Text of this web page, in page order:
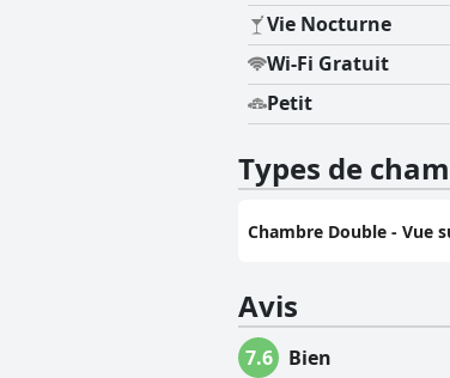
Vie Nocturne
Wi-Fi Gratuit
Petit
Types de
Chambre Double - Vue
Avis
7.6 Bien